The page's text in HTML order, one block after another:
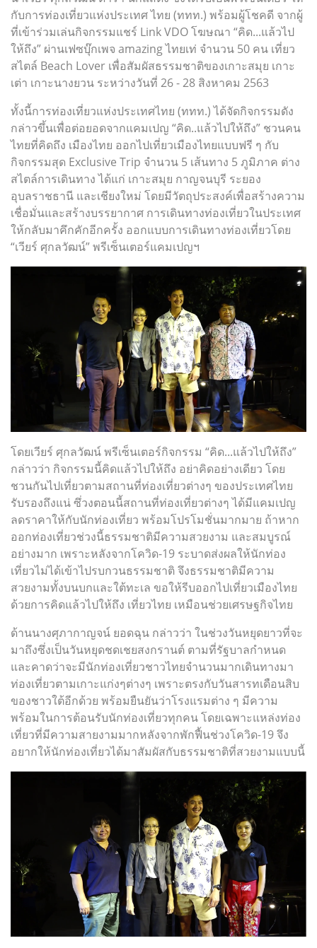
กับการท่องเที่ยวแห่งประเทศ ไทย (ททท.) พร้อมผู้โชคดี จากผู้
ที่เข้าร่วมเล่นกิจกรรมแชร์ Link VDO โฆษณา “คิด...แล้วไป
ให้ถึง” ผ่านเฟซบุ๊กเพจ amazing ไทยเท่ จำนวน 50 คน เที่ยว
สไตล์ Beach Lover เพื่อสัมผัสธรรมชาติของเกาะสมุย เกาะ
เต่า เกาะนางยวน ระหว่างวันที่ 26 - 28 สิงหาคม 2563
ทั้งนี้การท่องเที่ยวแห่งประเทศไทย (ททท.) ได้จัดกิจกรรมดัง
กล่าวขึ้นเพื่อต่อยอดจากแคมเปญ “คิด..แล้วไปให้ถึง” ชวนคน
ไทยที่คิดถึง เมืองไทย ออกไปเที่ยวเมืองไทยแบบฟรี ๆ กับ
กิจกรรมสุด Exclusive Trip จํานวน 5 เส้นทาง 5 ภูมิภาค ต่าง
สไตล์การเดินทาง ได้แก่ เกาะสมุย กาญจนบุรี ระยอง
อุบลราชธานี และเชียงใหม่ โดยมีวัตถุประสงค์เพื่อสร้างความ
เชื่อมั่นและสร้างบรรยากาศ การเดินทางท่องเที่ยวในประเทศ
ให้กลับมาคึกคักอีกครั้ง ออกแบบการเดินทางท่องเที่ยวโดย
“เวียร์ ศุกลวัฒน์” พรีเซ็นเตอร์แคมเปญฯ
โดยเวียร์ ศุกลวัฒน์ พรีเซ็นเตอร์กิจกรรม “คิด...แล้วไปให้ถึง”
กล่าวว่า กิจกรรมนี้คิดแล้วไปให้ถึง อย่าคิดอย่างเดียว โดย
ชวนกันไปเที่ยวตามสถานที่ท่องเที่ยวต่างๆ ของประเทศไทย
รับรองถึงแน่ ซึ่วงตอนนี้สถานที่ท่องเที่ยวต่างๆ ได้มีแคมเปญ
ลดราคาให้กับนักท่องเที่ยว พร้อมโปรโมชั่นมากมาย ถ้าหาก
ออกท่องเที่ยวช่วงนี้ธรรมชาติมีความสวยงาม และสมบูรณ์
อย่างมาก เพราะหลังจากโควิด-19 ระบาดส่งผลให้นักท่อง
เที่ยวไม่ได้เข้าไปรบกวนธรรมชาติ จึงธรรมชาติมีความ
สวยงามทั้งบนบกและใต้ทะเล ขอให้รีบออกไปเที่ยวเมืองไทย
ด้วยการคิดแล้วไปให้ถึง เที่ยวไทย เหมือนช่วยเศรษฐกิจไทย
ด้านนางศุภากาญจน์ ยอดฉุน กล่าวว่า ในช่วงวันหยุดยาวที่จะ
มาถึงซึ่งเป็นวันหยุดชดเชยสงกรานต์ ตามที่รัฐบาลกำหนด
และคาดว่าจะมีนักท่องเที่ยวชาวไทยจำนวนมากเดินทางมา
ท่องเที่ยวตามเกาะแก่งๆต่างๆ เพราะตรงกับวันสารทเดือนสิบ
ของชาวใต้อีกด้วย พร้อมยืนยันว่าโรงแรมต่าง ๆ มีความ
พร้อมในการต้อนรับนักท่องเที่ยวทุกคน โดยเฉพาะแหล่งท่อง
เที่ยวที่มีความสายงามมากหลังจากพักฟื้นช่วงโควิด-19 จึง
อยากให้นักท่องเที่ยวได้มาสัมผัสกับธรรมชาติที่สวยงามแบบนี้